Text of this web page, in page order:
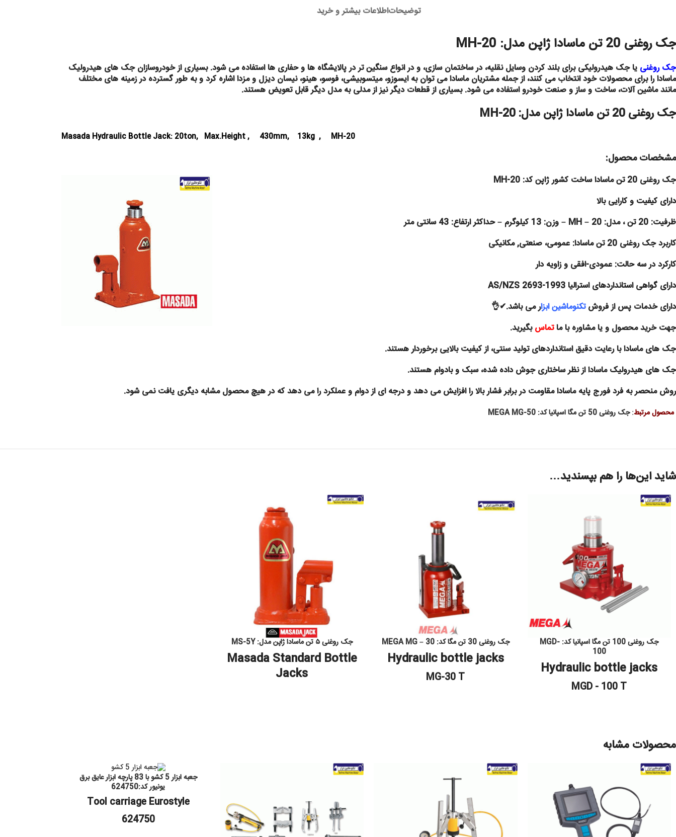
توضیحاتاطلاعات بیشتر و خرید
جک روغنی 20 تن ماسادا ژاپن مدل: MH-20
جک روغنی یا جک هیدرولیکی برای بلند کردن وسایل نقلیه، در ساختمان سازی، و در انواع سنگین تر در پالایشگاه ها و حفاری ها استفاده می شود.بسیاری از خودروسازان جک های هیدرولیک
ماسادا را برای محصولات خود انتخاب می کنند،از جمله مشتریان ماسادا می توان به ایسوزو، میتسوبیشی، فوسو، هینو، نیسان دیزل و مزدا اشاره کرد وبه طور گسترده در زمینه های مختلف
مانند ماشین آلات، ساخت و ساز و صنعت خودرو استفاده می شود.بسیاری از قطعات دیگر نیز از مدلی به مدل دیگر قابل تعویض هستند.
جک روغنی 20 تن ماسادا ژاپن مدل: MH-20
Masada Hydraulic Bottle Jack: 20ton, Max.Height , 430mm, 13kg , MH-20
مشخصات محصول:
جک روغنی 20 تن ماسادا ساخت کشور ژاپن کد: MH-20
دارای کیفیت و کارایی بالا
ظرفیت: 20 تن ، مدل: 20 – MH – وزن: 13 کیلوگرم – حداکثر ارتفاع: 43 سانتی متر
کاربرد جک روغنی 20 تن ماسادا: عمومی، صنعتی, مکانیکی
کارکرد در سه حالت: عمودی-افقی و زاویه دار
دارای گواهی استانداردهای استرالیا AS/NZS 2693-1993
دارای خدمات پس از فروشتکنوماشین ابزار می باشد.✔👌
جهت خرید محصول و یا مشاوره با ماتماسبگیرید.
جک های ماسادا با رعایت دقیق استانداردهای تولید سنتی، از کیفیت بالایی برخوردار هستند.
جک های هیدرولیک ماسادا از نظر ساختاری جوش داده شده، سبک و بادوام هستند.
روش منحصر به فرد فورج پایه ماسادا مقاومت در برابر فشار بالا را افزایش می دهد و درجه ای از دوام و عملکرد را می دهد که در هیچ محصول مشابه دیگری یافت نمی شود.
محصول مرتبط:جک روغنی 50 تن مگا اسپانیا کد: MEGA MG-50
شاید این‌ها را هم بپسندید…
جک روغنی 100 تن مگا اسپانیا کد: MGD-
100
Hydraulic bottle jacks
MGD - 100 T
جک روغنی 30 تن مگا کد: MEGA MG – 30
Hydraulic bottle jacks
MG-30 T
جک روغنی ۵ تن ماسادا ژاپن مدل: MS-5Y
Masada Standard Bottle
Jacks
محصولات مشابه
جعبه ابزار 5 کشو با 83 پارچه ابزار عایق برق
یونیور کد:624750
Tool carriage Eurostyle
624750